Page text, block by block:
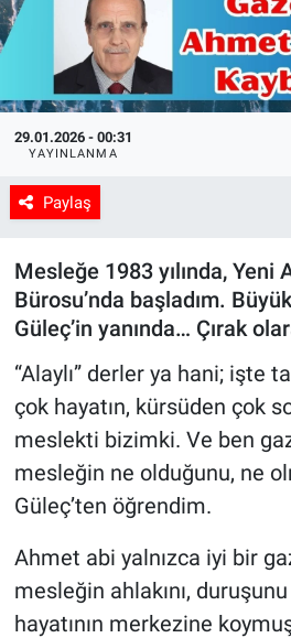
29.01.2026 - 00:31
YAYINLANMA
Paylaş
Mesleğe 1983 yılında, Yeni
Bürosu’nda başladım.
Güleç’in yanında… Çırak
“Alaylı” derler ya hani; işte
çok hayatın, kürsüden çok
meslekti bizimki. Ve ben
mesleğin ne olduğunu, ne
Güleç’ten öğrendim.
Ahmet abi yalnızca iyi bir
mesleğin ahlakını,
hayatının merkezine
Sağlık
Son Dakika
Spor
Uşak Haberleri